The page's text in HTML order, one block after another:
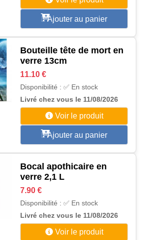
Ajouter au panier
Bouteille tête de mort en
verre 13cm
11.10 €
Disponibilité : ✅ En stock
Livré chez vous le 11/08/2026
Voir le produit
Ajouter au panier
Bocal apothicaire en
verre 2,1 L
7.90 €
Disponibilité : ✅ En stock
Livré chez vous le 11/08/2026
Voir le produit